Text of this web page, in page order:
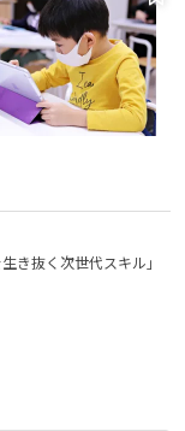
き抜く次世代スキル」